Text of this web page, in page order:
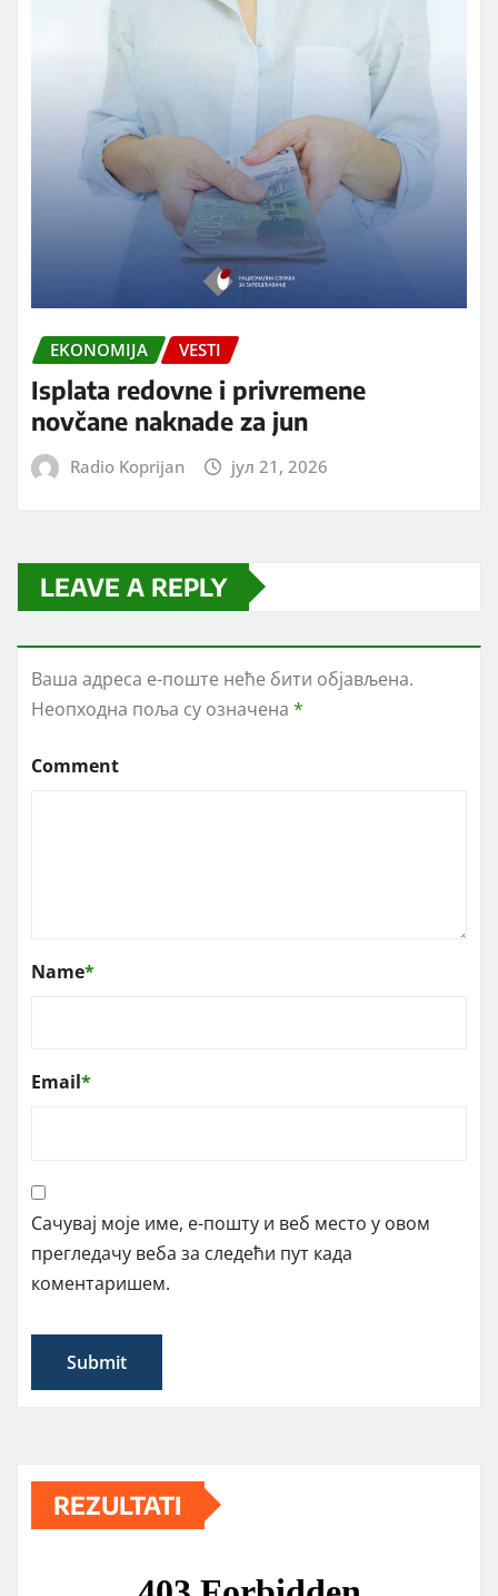
EKONOMIJA VESTI
Isplata redovne i privremene
novčane naknade za jun
Radio Koprijan јул 21, 2026
LEAVE A REPLY
Ваша адреса е-поште неће бити објављена.
Неопходна поља су означена *
Comment
Name*
Email*
Сачувај моје име, е-пошту и веб место у овом
прегледачу веба за следећи пут када
коментаришем.
REZULTATI